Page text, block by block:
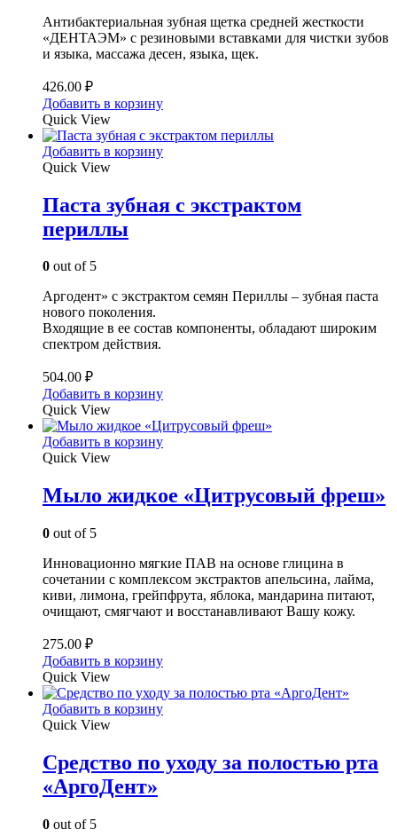
Антибактериальная зубная щетка средней жесткости
«ДЕНТАЭМ» с резиновыми вставками для чистки зубов
и языка, массажа десен, языка, щек.
426.00 ₽
Добавить в корзину
Quick View
Добавить в корзину
Quick View
Паста зубная с экстрактом
периллы
0 out of 5
Аргодент» с экстрактом семян Периллы – зубная паста
нового поколения.
Входящие в ее состав компоненты, обладают широким
спектром действия.
504.00 ₽
Добавить в корзину
Quick View
Добавить в корзину
Quick View
Мыло жидкое «Цитрусовый фреш»
0 out of 5
Инновационно мягкие ПАВ на основе глицина в
сочетании с комплексом экстрактов апельсина, лайма,
киви, лимона, грейпфрута, яблока, мандарина питают,
очищают, смягчают и восстанавливают Вашу кожу.
275.00 ₽
Добавить в корзину
Quick View
Добавить в корзину
Quick View
Средство по уходу за полостью рта
«АргоДент»
0 out of 5